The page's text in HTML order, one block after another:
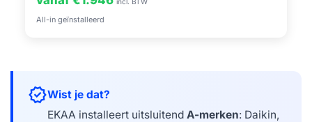
All-in geïnstalleerd
verifiedWist je dat?
EKAA installeert uitsluitend A-merken: Daikin,